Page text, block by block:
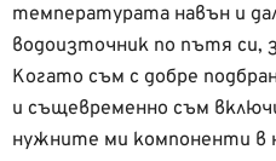
температурата навън и
водоизточник по пътя си,
Когато съм с добре
и същевременно съм
нужните ми компоненти в